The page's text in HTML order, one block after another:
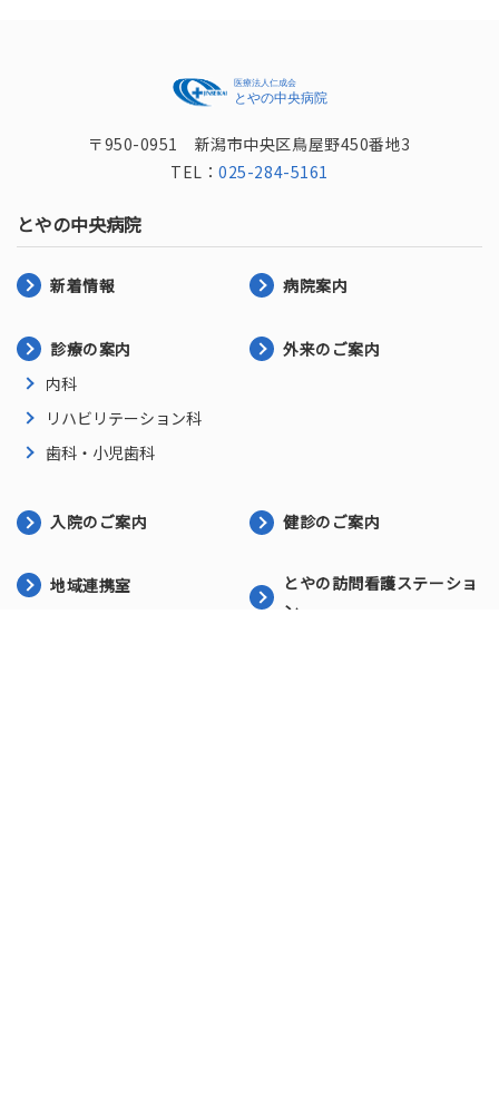
〒950-0951 新潟市中央区鳥屋野450番地3
TEL：025-284-5161
とやの中央病院
新着情報 病院案内
診療の案内
内科
リハビリテーション科
歯科・小児歯科
外来のご案内
入院のご案内 健診のご案内
地域連携室
とやの訪問看護ステーショ
ン